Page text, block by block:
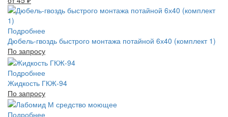
Подробнее
Дюбель-гвоздь быстрого монтажа потайной 6х40 (комплект 1)
По запросу
Подробнее
Жидкость ГКЖ-94
По запросу
Подробнее